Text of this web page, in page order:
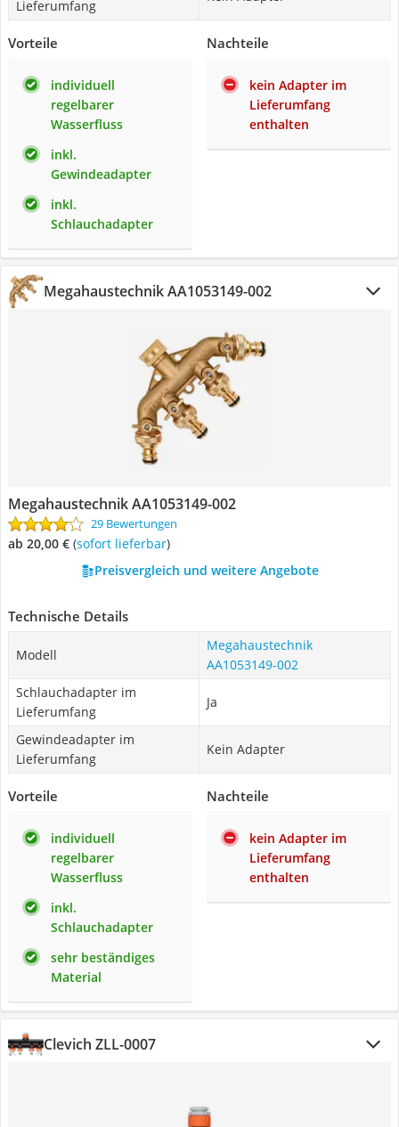
Lieferumfang
Vorteile
individuell
regelbarer
Wasserfluss
inkl.
Gewindeadapter
inkl.
Schlauchadapter
Nachteile
kein Adapter im
Lieferumfang
enthalten
Megahaustechnik AA1053149-002
Megahaustechnik AA1053149-002
29 Bewertungen
ab 20,00 € ( Sofort lieferbar)
Preisvergleich und weitere Angebote
Technische Details
Modell
Megahaustechnik
AA1053149-002
Schlauchadapter im
Lieferumfang
Ja
Gewindeadapter im
Lieferumfang
Kein Adapter
Vorteile
individuell
regelbarer
Wasserfluss
inkl.
Schlauchadapter
sehr beständiges
Material
Nachteile
kein Adapter im
Lieferumfang
enthalten
Clevich ZLL-0007